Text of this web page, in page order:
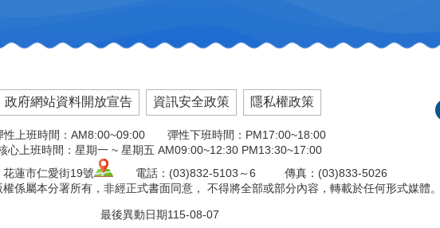
政府網站資料開放宣告 資訊安全政策 隱私權政策
性上班時間：AM8:00~09:00 彈性下班時間：PM17:00~18:00
心上班時間：星期一 ~ 星期五 AM09:00~12:30 PM13:30~17:00
花蓮市仁愛街19號
電話：(03)832-5103～6 傳真：(03)833-5026
係屬本分署所有，非經正式書面同意， 不得將全部或部分內容，轉載於任何形式媒體。
最後異動日期115-08-07